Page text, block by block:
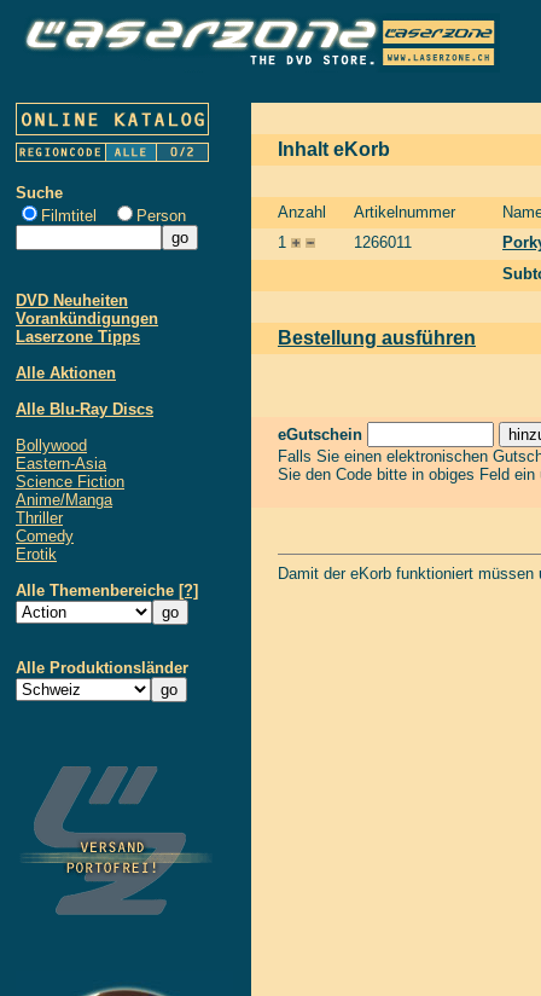
Suche
Filmtitel
Person
DVD Neuheiten
Vorankündigungen
Laserzone Tipps
Alle Aktionen
Alle Blu-Ray Discs
Bollywood
Eastern-Asia
Science Fiction
Anime/Manga
Thriller
Comedy
Erotik
Alle Themenbereiche [?]
Alle Produktionsländer
Inhalt eKorb
Anzahl Artikelnummer
1
1266011
Bestellung ausführen
eGutschein
Falls Sie einen elektronischen
Sie den Code bitte in obiges Feld
Damit der eKorb funktioniert